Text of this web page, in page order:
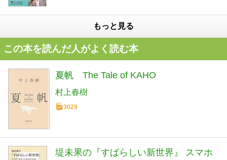
もっと見る
この本を読んだ人がよく読む本
夏帆 The Tale of KAHO
村上春樹
3029
堤未果の『すばらしい新世界』 スマホ